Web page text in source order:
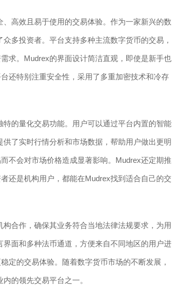
高效且易于使用的交易体验。作为一家新兴的数
多投资者。平台支持多种主流数字货币的交易，
求。Mudrex的界面设计简洁直观，即使是新手也
还特别注重安全性，采用了多重加密技术和冷存
的量化交易功能。用户可以通过平台内置的智能
了实时行情分析和市场数据，帮助用户做出更明
不会对市场价格造成显著影响。Mudrex还定期推
还是机构用户，都能在Mudrex找到适合自己的交
合作，确保其业务符合当地法律法规要求，为用
面和多种法币通道，方便来自不同地区的用户进
定的交易体验。随着数字货币市场的不断发展，
的领先交易平台之一。